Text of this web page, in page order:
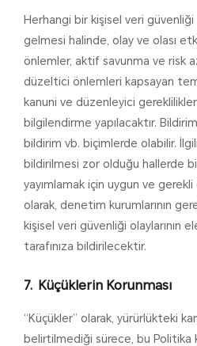
Herhangi bir kişisel veri güvenliği
gelmesi halinde, olay ve olası
önlemler, aktif savunma ve risk
düzeltici önlemleri kapsayan
kanuni ve düzenleyici gereklilikler
bilgilendirme yapılacaktır.
bildirim vb. biçimlerde olabilir.
bildirilmesi zor olduğu hallerde
yayımlamak için uygun ve gerekli
olarak, denetim kurumlarının
kişisel veri güvenliği olaylarının
tarafınıza bildirilecektir.
Küçüklerin Korunması
“Küçükler” olarak, yürürlükteki
belirtilmediği sürece, bu Politika